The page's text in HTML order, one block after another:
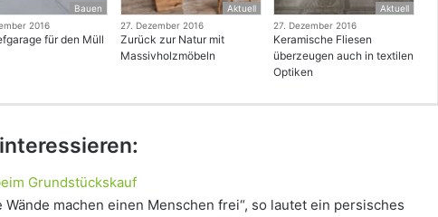
Bauen
2016
für den Müll
Aktuell
27. Dezember 2016
Zurück zur Natur mit
Massivholzmöbeln
Aktuell
27. Dezember 2016
Keramische Fliesen
überzeugen auch in textilen
Optiken
Grundstückskauf
Wände machen einen Menschen frei“, so lautet ein persisches